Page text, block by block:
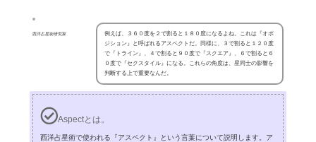
西洋占星術研究家
例えば、３６０度を２で割ると１８０度になるよね。これは『オポ
ジション』と呼ばれるアスペクトだ。同様に、３で割ると１２０度
で『トライン』、４で割ると９０度で『スクエア』、６で割ると６
０度で『セクスタイル』になる。これらの角度は、星同士の影響を
判断する上で重要なんだ。
Aspectとは。
西洋占星術で使われる『アスペクト』という言葉について説明します。ア